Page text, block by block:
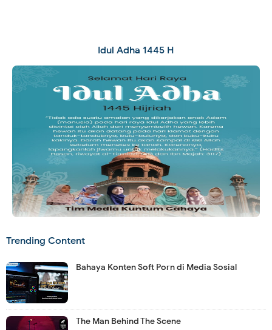
Idul Adha 1445 H
Trending Content
Bahaya Konten Soft Porn di Media Sosial
The Man Behind The Scene